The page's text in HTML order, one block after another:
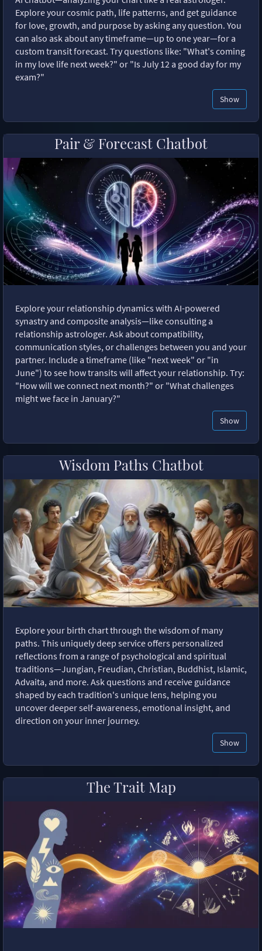
Explore your cosmic path, life patterns, and get guidance
for love, growth, and purpose by asking any question. You
can also ask about any timeframe—up to one year—for a
custom transit forecast. Try questions like: "What's coming
in my love life next week?" or "Is July 12 a good day for my
exam?"
Show
Pair & Forecast Chatbot
Explore your relationship dynamics with AI-powered
synastry and composite analysis—like consulting a
relationship astrologer. Ask about compatibility,
communication styles, or challenges between you and your
partner. Include a timeframe (like "next week" or "in
June") to see how transits will affect your relationship. Try:
"How will we connect next month?" or "What challenges
might we face in January?"
Show
Wisdom Paths Chatbot
Explore your birth chart through the wisdom of many
paths. This uniquely deep service offers personalized
reflections from a range of psychological and spiritual
traditions—Jungian, Freudian, Christian, Buddhist, Islamic,
Advaita, and more. Ask questions and receive guidance
shaped by each tradition's unique lens, helping you
uncover deeper self-awareness, emotional insight, and
direction on your inner journey.
Show
The Trait Map